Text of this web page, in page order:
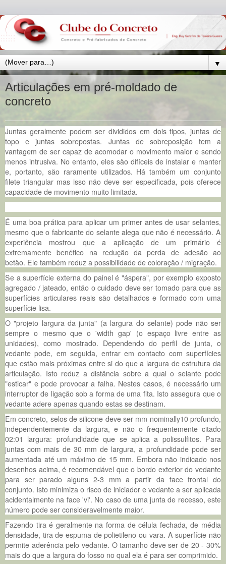
▼
Articulações em pré-moldado de
concreto
Juntas geralmente podem ser divididos em dois tipos, juntas de
topo e juntas sobrepostas. Juntas de sobreposição tem a
vantagem de ser capaz de acomodar o movimento maior e sendo
menos intrusiva. No entanto, eles são difíceis de instalar e manter
e, portanto, são raramente utilizados. Há também um conjunto
filete triangular mas isso não deve ser especificada, pois oferece
capacidade de movimento muito limitada.
É uma boa prática para aplicar um primer antes de usar selantes,
mesmo que o fabricante do selante alega que não é necessário. A
experiência mostrou que a aplicação de um primário é
extremamente benéfico na redução da perda de adesão ao
betão. Ele também reduz a possibilidade de coloração / migração.
Se a superfície externa do painel é "áspera", por exemplo exposto
agregado / jateado, então o cuidado deve ser tomado para que as
superfícies articulares reais são detalhados e formado com uma
superfície lisa.
O "projeto largura da junta" (a largura do selante) pode não ser
sempre o mesmo que o 'width gap' (o espaço livre entre as
unidades), como mostrado. Dependendo do perfil de junta, o
vedante pode, em seguida, entrar em contacto com superfícies
que estão mais próximas entre si do que a largura de estrutura da
articulação. Isto reduz a distância sobre a qual o selante pode
"esticar" e pode provocar a falha. Nestes casos, é necessário um
interruptor de ligação sob a forma de uma fita. Isto assegura que o
vedante adere apenas quando estas se destinam.
Em concreto, selos de silicone deve ser mm nominally10 profundo,
independentemente da largura, e não o frequentemente citado
02:01 largura: profundidade que se aplica a polissulfitos. Para
juntas com mais de 30 mm de largura, a profundidade pode ser
aumentada até um máximo de 15 mm. Embora não indicado nos
desenhos acima, é recomendável que o bordo exterior do vedante
para ser parado alguns 2-3 mm a partir da face frontal do
conjunto. Isto minimiza o risco de iniciador e vedante a ser aplicada
acidentalmente na face 'vi'. No caso de uma junta de recesso, este
número pode ser consideravelmente maior.
Fazendo tira é geralmente na forma de célula fechada, de média
densidade, tira de espuma de polietileno ou vara. A superfície não
permite aderência pelo vedante. O tamanho deve ser de 20 - 30%
mais do que a largura do fosso no qual ela é para ser comprimido.